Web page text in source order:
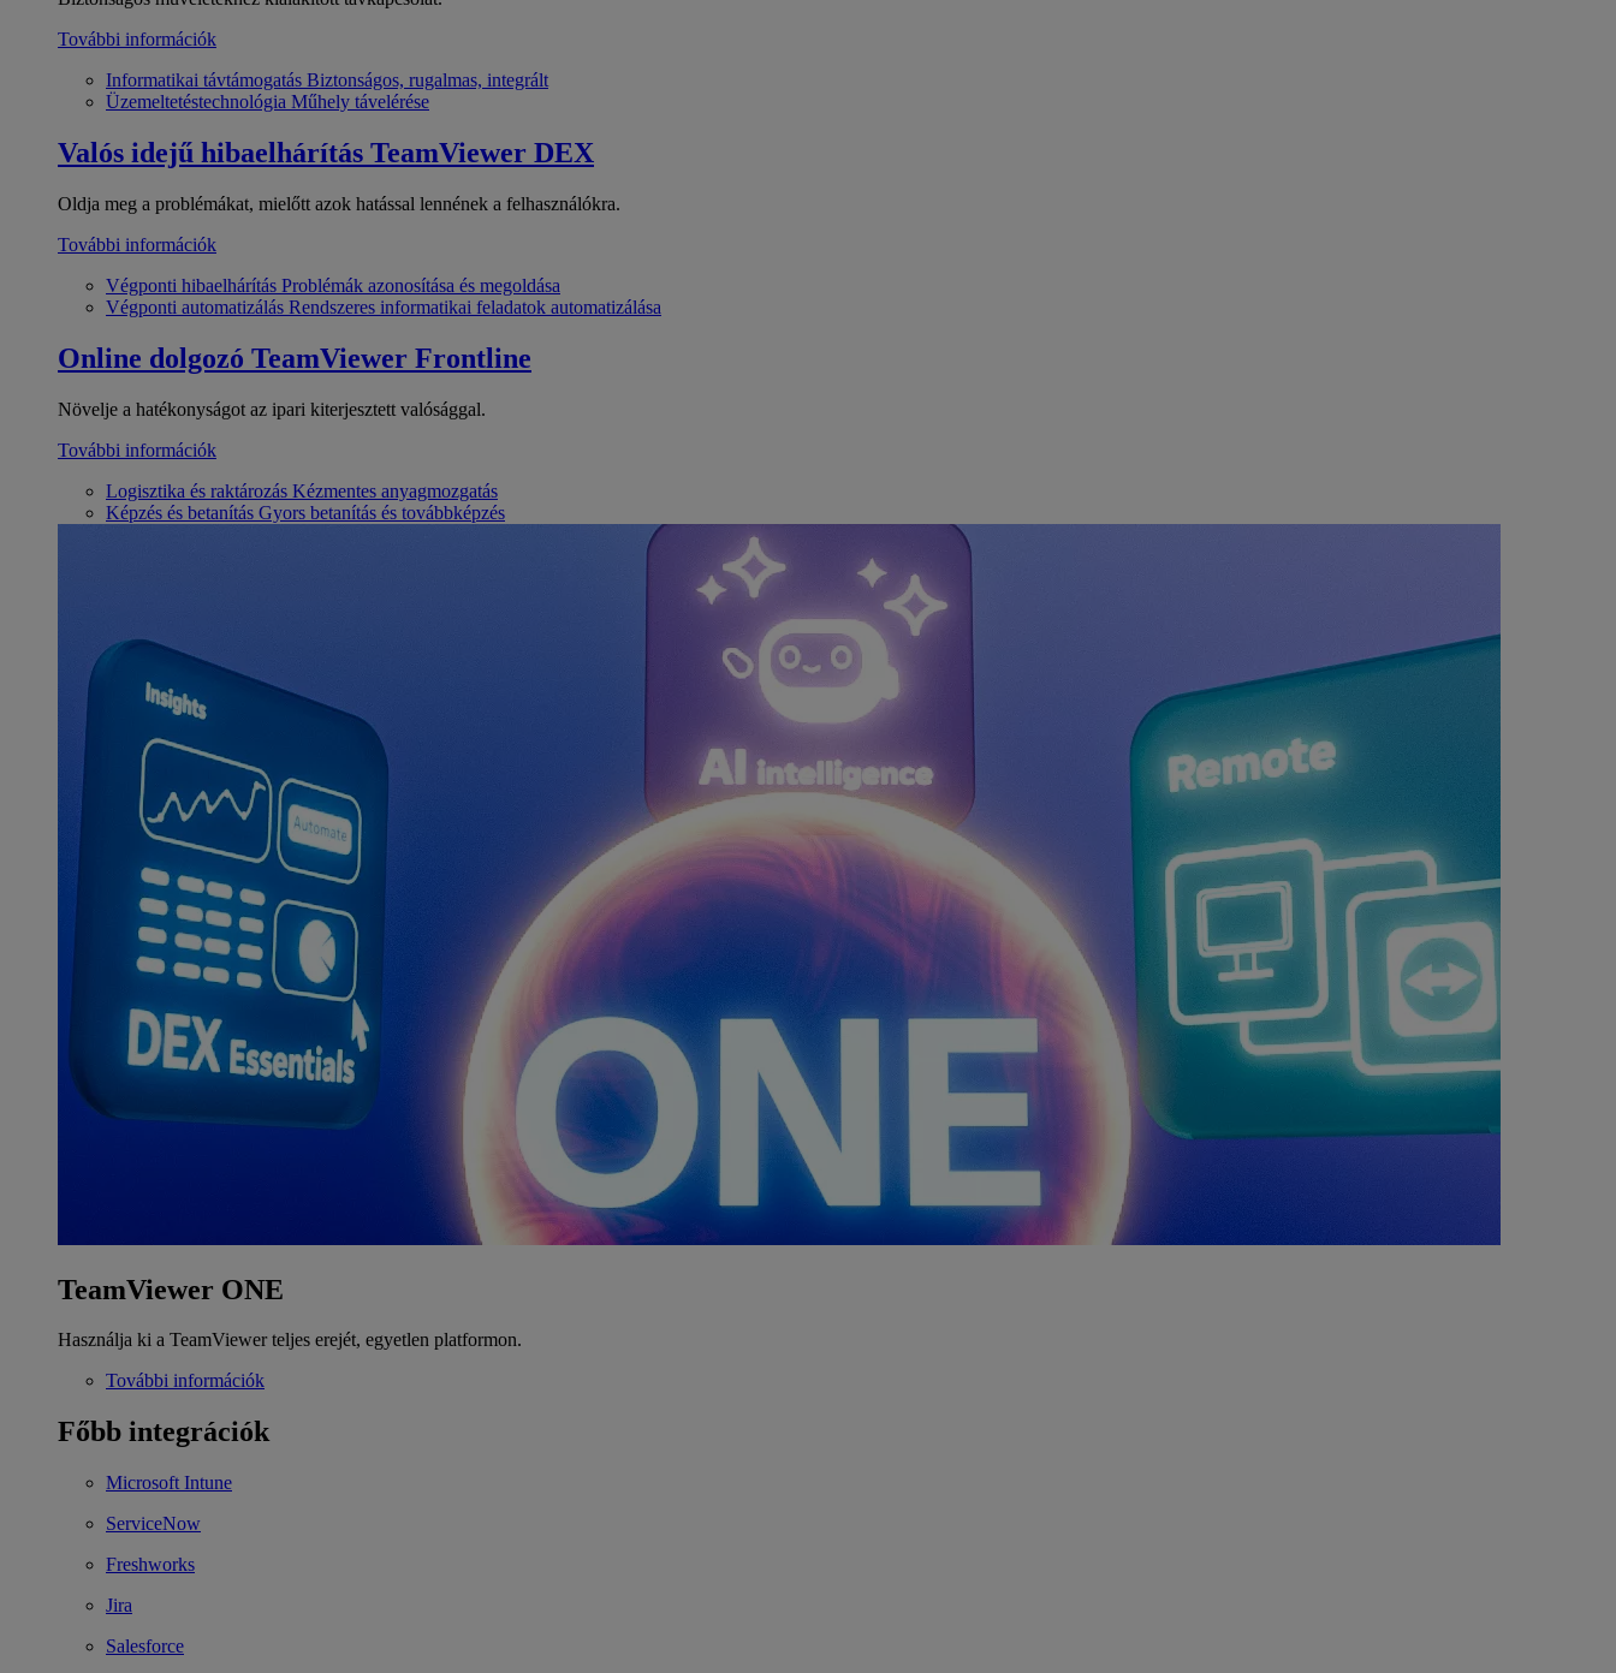
További információk
Informatikai távtámogatás Biztonságos, rugalmas, integrált
Üzemeltetéstechnológia Műhely távelérése
Valós idejű hibaelhárítás TeamViewer DEX
Oldja meg a problémákat, mielőtt azok hatással lennének a felhasználókra.
További információk
Végponti hibaelhárítás Problémák azonosítása és megoldása
Végponti automatizálás Rendszeres informatikai feladatok automatizálása
Online dolgozó TeamViewer Frontline
Növelje a hatékonyságot az ipari kiterjesztett valósággal.
További információk
Logisztika és raktározás Kézmentes anyagmozgatás
Képzés és betanítás Gyors betanítás és továbbképzés
TeamViewer ONE
Használja ki a TeamViewer teljes erejét, egyetlen platformon.
További információk
Főbb integrációk
Microsoft Intune
ServiceNow
Freshworks
Jira
Salesforce